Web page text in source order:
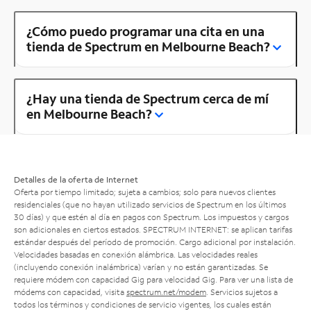
¿Cómo puedo programar una cita en una
tienda de Spectrum en Melbourne Beach?
¿Hay una tienda de Spectrum cerca de mí
en Melbourne Beach?
Detalles de la oferta de Internet
Oferta por tiempo limitado; sujeta a cambios; solo para nuevos clientes
residenciales (que no hayan utilizado servicios de Spectrum en los últimos
30 días) y que estén al día en pagos con Spectrum. Los impuestos y cargos
son adicionales en ciertos estados. SPECTRUM INTERNET: se aplican tarifas
estándar después del período de promoción. Cargo adicional por instalación.
Velocidades basadas en conexión alámbrica. Las velocidades reales
(incluyendo conexión inalámbrica) varían y no están garantizadas. Se
requiere módem con capacidad Gig para velocidad Gig. Para ver una lista de
módems con capacidad, visita spectrum.net/modem . Servicios sujetos a
todos los términos y condiciones de servicio vigentes, los cuales están